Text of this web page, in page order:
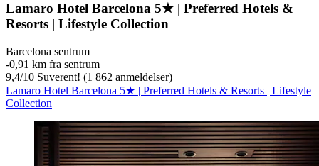
Lamaro Hotel Barcelona 5★ | Preferred Hotels &
Resorts | Lifestyle Collection
Barcelona sentrum
‐0,91 km fra sentrum
9,4/10 Suverent! (1 862 anmeldelser)
Lamaro Hotel Barcelona 5★ | Preferred Hotels & Resorts | Lifestyle
Collection